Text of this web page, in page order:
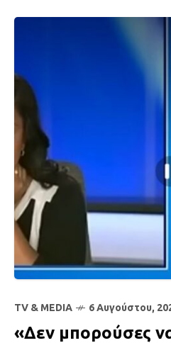
TV & MEDIA 6 Αυγούστου,
«Δεν μπορούσες